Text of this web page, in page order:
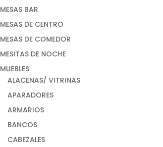
MESAS BAR
MESAS DE CENTRO
MESAS DE COMEDOR
MESITAS DE NOCHE
MUEBLES
ALACENAS/ VITRINAS
APARADORES
ARMARIOS
BANCOS
CABEZALES